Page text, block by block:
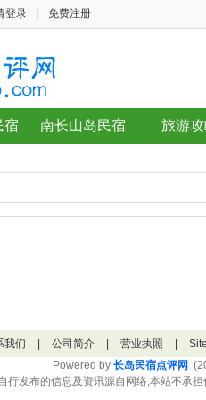
登录 免费注册
宿 南长山岛民宿 旅游
我们 公司简介 营业执照
Powered by 长岛民宿点评网
行发布的信息及资讯源自网络,本站不承